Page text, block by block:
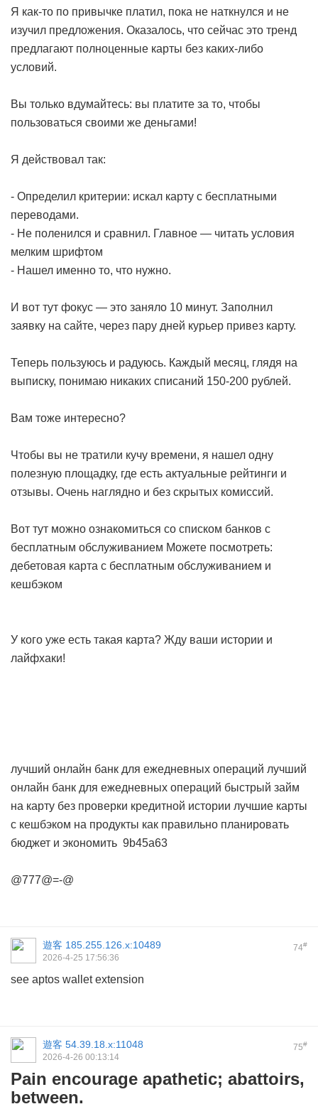
Я как-то по привычке платил, пока не наткнулся и не
изучил предложения. Оказалось, что сейчас это тренд
предлагают полноценные карты без каких-либо
условий.
Вы только вдумайтесь: вы платите за то, чтобы
пользоваться своими же деньгами!
Я действовал так:
- Определил критерии: искал карту с бесплатными
переводами.
- Не поленился и сравнил. Главное — читать условия
мелким шрифтом
- Нашел именно то, что нужно.
И вот тут фокус — это заняло 10 минут. Заполнил
заявку на сайте, через пару дней курьер привез карту.
Теперь пользуюсь и радуюсь. Каждый месяц, глядя на
выписку, понимаю никаких списаний 150-200 рублей.
Вам тоже интересно?
Чтобы вы не тратили кучу времени, я нашел одну
полезную площадку, где есть актуальные рейтинги и
отзывы. Очень наглядно и без скрытых комиссий.
Вот тут можно ознакомиться со списком банков с
бесплатным обслуживанием Можете посмотреть:
дебетовая карта с бесплатным обслуживанием и
кешбэком
У кого уже есть такая карта? Жду ваши истории и
лайфхаки!
лучший онлайн банк для ежедневных операций лучший
онлайн банк для ежедневных операций быстрый займ
на карту без проверки кредитной истории лучшие карты
с кешбэком на продукты как правильно планировать
бюджет и экономить 9b45a63
@777@=-@
74#
遊客 185.255.126.x:10489
2026-4-25 17:56:36
see aptos wallet extension
75#
遊客 54.39.18.x:11048
2026-4-26 00:13:14
Pain encourage apathetic; abattoirs,
between.